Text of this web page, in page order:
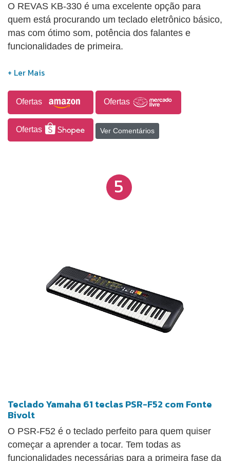
externos. Funcionamento com Pilhas: 6 pilhas AA
para portabilidade.
O REVAS KB-330 é uma excelente opção para
quem está procurando um teclado eletrônico básico,
mas com ótimo som, potência dos falantes e
funcionalidades de primeira.
Ofertas Ofertas
Ofertas Ver Comentários
5
Teclado Yamaha 61 teclas PSR-F52 com Fonte
Bivolt
O PSR-F52 é o teclado perfeito para quem quiser
começar a aprender a tocar. Tem todas as
funcionalidades necessárias para a primeira fase da